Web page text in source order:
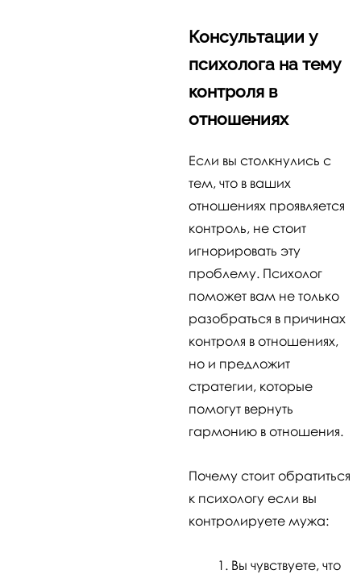
Консультации у
психолога на тему
контроля в
отношениях
Если вы столкнулись с
тем, что в ваших
отношениях проявляется
контроль, не стоит
игнорировать эту
проблему. Психолог
поможет вам не только
разобраться в причинах
контроля в отношениях,
но и предложит
стратегии, которые
помогут вернуть
гармонию в отношения.
Почему стоит обратиться
к психологу если вы
контролируете мужа:
Вы чувствуете, что